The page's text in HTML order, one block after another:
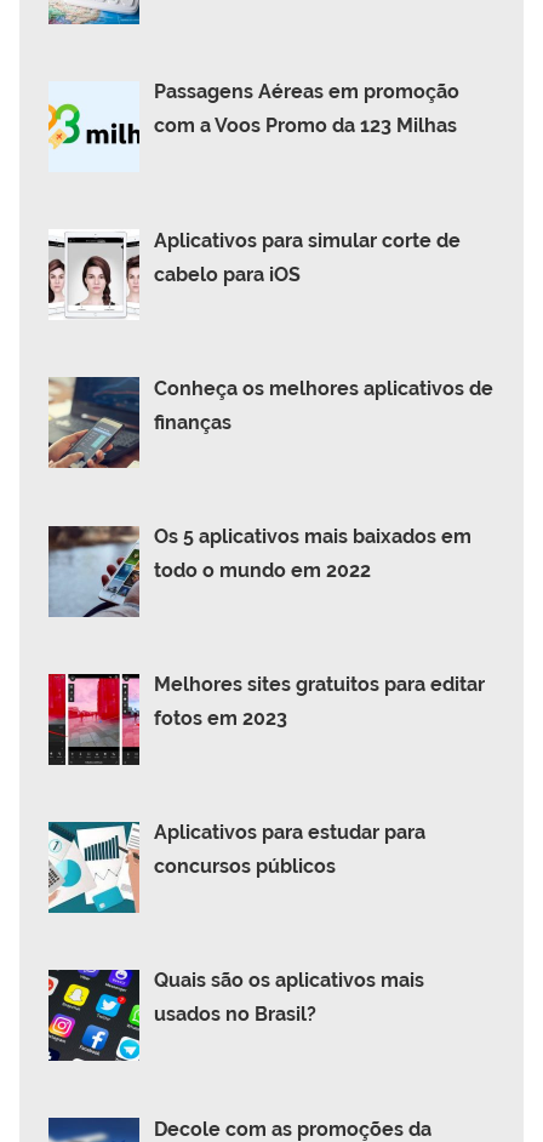
Passagens Aéreas em promoção
com a Voos Promo da 123 Milhas
Aplicativos para simular corte de
cabelo para iOS
Conheça os melhores aplicativos de
finanças
Os 5 aplicativos mais baixados em
todo o mundo em 2022
Melhores sites gratuitos para editar
fotos em 2023
Aplicativos para estudar para
concursos públicos
Quais são os aplicativos mais
usados no Brasil?
Decole com as promoções da